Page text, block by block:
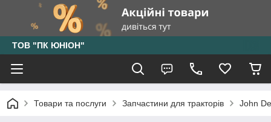
ТОВ "ПК ЮНІОН"
Товари та послуги Запчастини для тракторів John